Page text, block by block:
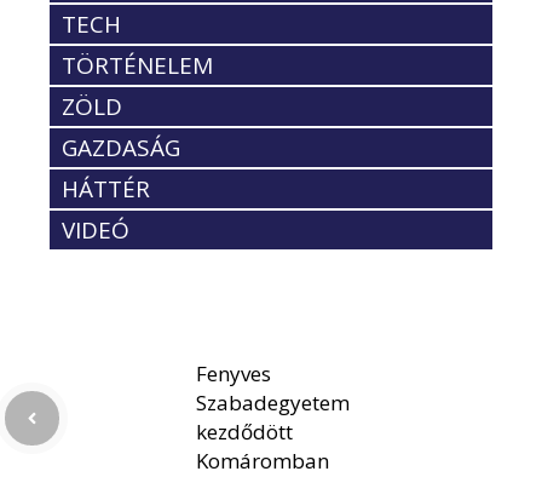
TECH
TÖRTÉNELEM
ZÖLD
GAZDASÁG
HÁTTÉR
VIDEÓ
Fenyves
Szabadegyetem
kezdődött
Komáromban